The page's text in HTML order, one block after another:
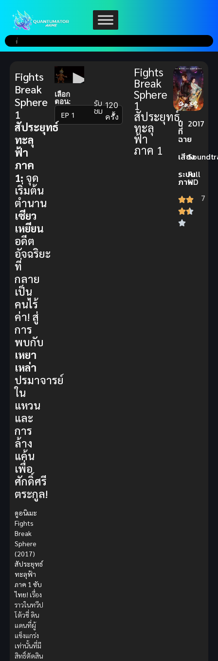
เลือก
ตอน:
▼
รับ
ชม 120
ครั้ง
Fights
Break
Sphere
1
สัประยุทธ์
ทะลุ
ฟ้า
ภาค 1
ปี
ที่
ฉาย
2017
เสียง
ระบบ
ภาพ
Full
HD
7
Fights
Break
Sphere
1
สัประยุทธ์
ทะลุ
ฟ้า
ภาค
1: จุด
เริ่มต้น
ตำนาน
เซียว
เหยียน
อดีต
อัจฉริยะ
ที่
กลาย
เป็น
คนไร้
ค่า! สู่
การ
พบกับ
เหยา
เหล่า
ปรมาจารย์
ใน
แหวน
และ
การ
ล้าง
แค้น
เพื่อ
ศักดิ์ศรี
ตระกูล!
ดูอนิเมะ
Fights
Break
Sphere
(2017)
สัประยุทธ์
ทะลุฟ้า
ภาค 1 ซับ
ไทย! เรื่อง
ราวในทวีป
โต้วชี่ ดิน
แดนที่ผู้
แข็งแกร่ง
เท่านั้นที่มี
สิทธิ์ตัดสิน